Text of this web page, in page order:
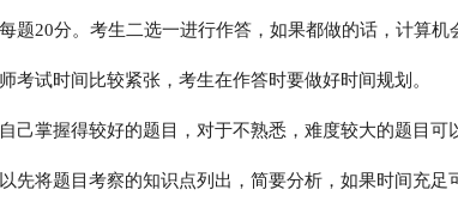
题20分。考生二选一进行作答，如果都做的话，计算机
考试时间比较紧张，考生在作答时要做好时间规划。
己掌握得较好的题目，对于不熟悉，难度较大的题目可
先将题目考察的知识点列出，简要分析，如果时间充